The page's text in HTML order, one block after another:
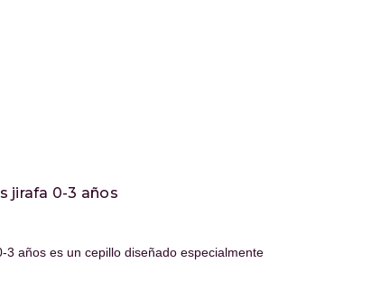
jirafa 0-3 años
3 años es un cepillo diseñado especialmente